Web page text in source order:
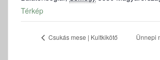
Térkép
Csukás mese | Kultkikötő Ünnepi